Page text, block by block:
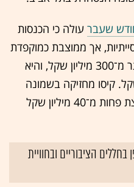
שעבר עולה כי הכנסות
אך ממוצבת כמוקפדת
יותר, עמדו אשתקד על קצת יותר מ־300 מיליון שקל, והיא
של 25 מיליון שקל. קיסו מחזיקה בשמונה
מסעדות פעילות, מה שאומר קצת פחות מ־40 מיליון שקל
הציבוריים ובחוויית